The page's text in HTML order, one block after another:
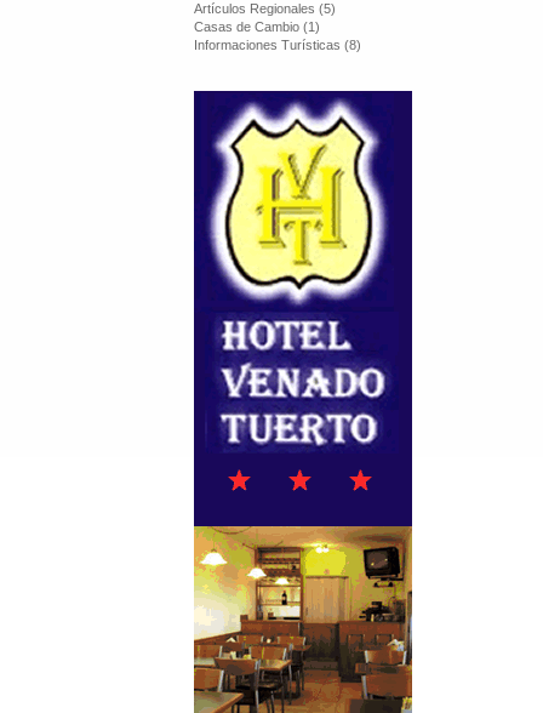
Artículos Regionales (5)
Casas de Cambio (1)
Informaciones Turísticas (8)